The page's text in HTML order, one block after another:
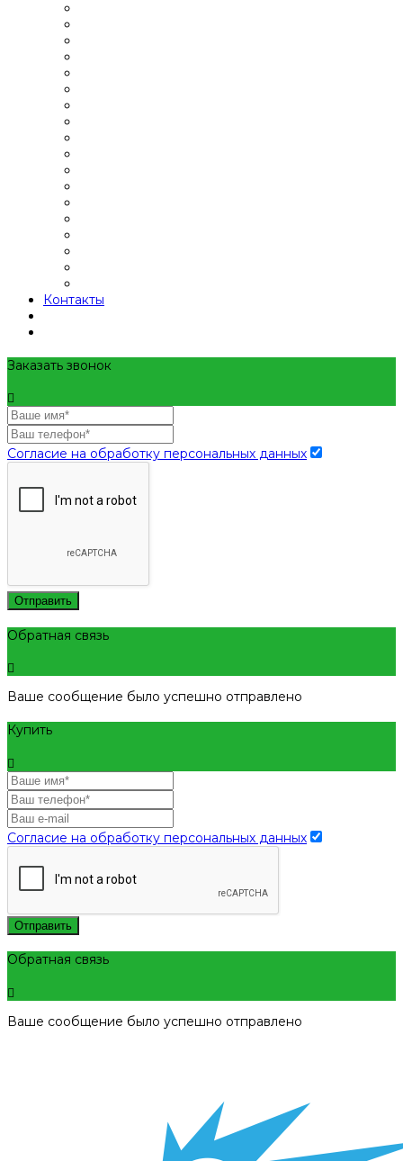
Контакты
Заказать звонок
Согласие на обработку персональных данных
Отправить
Обратная связь
Ваше сообщение было успешно отправлено
Купить
Согласие на обработку персональных данных
Отправить
Обратная связь
Ваше сообщение было успешно отправлено